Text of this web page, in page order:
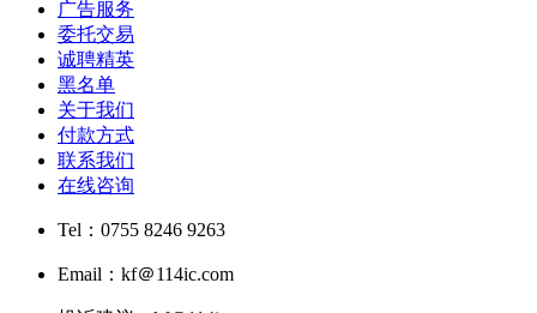
广告服务
委托交易
诚聘精英
黑名单
关于我们
付款方式
联系我们
在线咨询
Tel：0755 8246 9263
Email：kf＠114ic.com